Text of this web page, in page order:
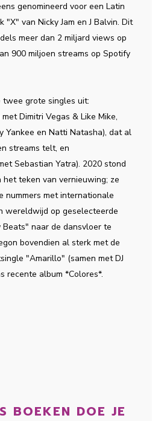
genomineerd voor een Latin
"X" van Nicky Jam en J Balvin. Dit
meer dan 2 miljard views op
900 miljoen streams op Spotify
twee grote singles uit:
Dimitri Vegas & Like Mike,
Yankee en Natti Natasha), dat al
streams telt, en
Sebastian Yatra). 2020 stond
teken van vernieuwing; ze
nummers met internationale
wereldwijd op geselecteerde
naar de dansvloer te
bovendien al sterk met de
"Amarillo" (samen met DJ
recente album *Colores*.
BOEKEN DOE JE